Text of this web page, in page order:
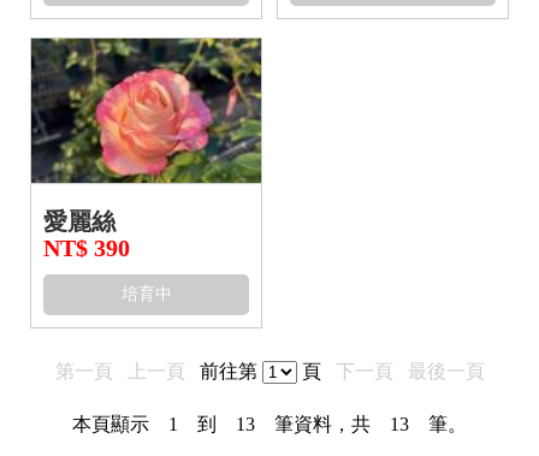
愛麗絲
NT$ 390
培育中
第一頁 上一頁 前往第 頁 下一頁 最後一頁
本頁顯示 1 到 13 筆資料，共 13 筆。